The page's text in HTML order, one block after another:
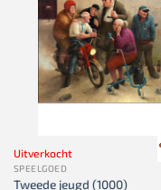
Uitverkocht
SPEELGOED
Tweede jeugd (1000)